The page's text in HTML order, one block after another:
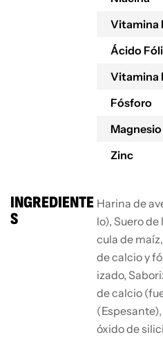
Vitamina
Ácido
Vitamina
Fósforo
Magnesio
Zinc
INGREDIENTE
S
Harina de
lo), Suero
cula de
de calcio y
izado,
de calcio
óxido de